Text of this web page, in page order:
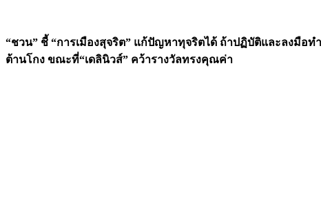
“ชวน” ชี้ “การเมืองสุจริต” แก้ปัญหาทุจริตได้ ถ้าปฏิบัติและลงมือท
ต้านโกง ขณะที่“เดลินิวส์” คว้ารางวัลทรงคุณค่า